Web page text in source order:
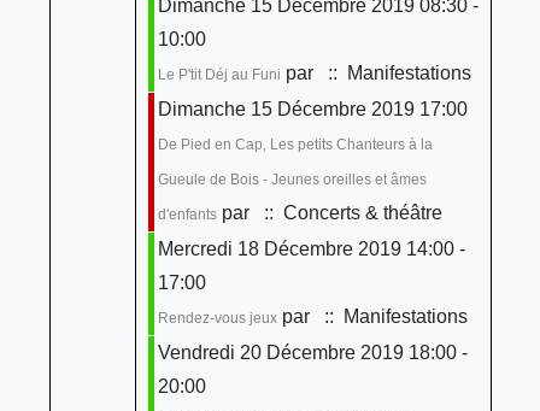
Dimanche 15 Décembre 2019 08:30 -
10:00
Le P'tit Déj au Funi par
:: Manifestations
Dimanche 15 Décembre 2019 17:00
De Pied en Cap, Les petits Chanteurs à la
Gueule de Bois - Jeunes oreilles et âmes
d'enfantspar
:: Concerts & théâtre
Mercredi 18 Décembre 2019 14:00 -
17:00
Rendez-vous jeuxpar
:: Manifestations
Vendredi 20 Décembre 2019 18:00 -
20:00